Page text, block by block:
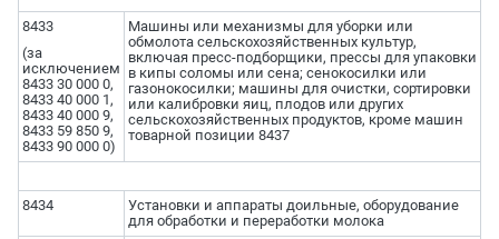
8433
(за
исключением
8433 30 000 0,
8433 40 000 1,
8433 40 000 9,
8433 59 850 9,
8433 90 000 0)
Машины или механизмы для уборки или
обмолота сельскохозяйственных культур,
включая пресс-подборщики, прессы для упаковки
в кипы соломы или сена; сенокосилки или
газонокосилки; машины для очистки, сортировки
или калибровки яиц, плодов или других
сельскохозяйственных продуктов, кроме машин
товарной позиции 8437
8434
Установки и аппараты доильные, оборудование
для обработки и переработки молока